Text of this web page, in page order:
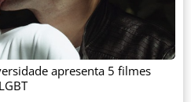
apresenta 5 filmes
LGBT